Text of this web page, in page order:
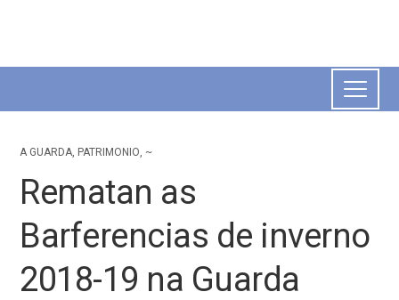
A GUARDA, PATRIMONIO, ~
Rematan as
Barferencias de inverno
2018-19 na Guarda